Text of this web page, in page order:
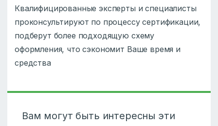
Квалифицированные эксперты и специалисты
проконсультируют по процессу сертификации,
подберут более подходящую схему
оформления, что сэкономит Ваше время и
средства
Вам могут быть интересны эти